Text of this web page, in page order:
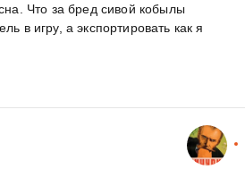
Что за бред сивой кобылы
в игру, а экспортировать как я